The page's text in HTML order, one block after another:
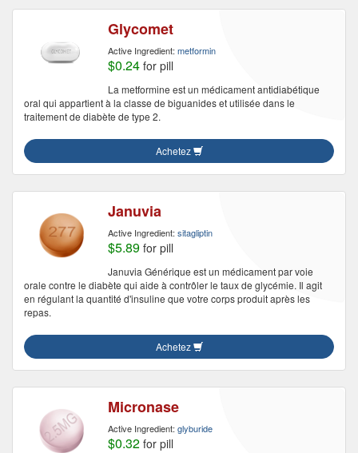
Glycomet
Active Ingredient: metformin
$0.24 for pill
La metformine est un médicament antidiabétique
oral qui appartient à la classe de biguanides et utilisée dans le
traitement de diabète de type 2.
Achetez
Januvia
Active Ingredient: sitagliptin
$5.89 for pill
Januvia Générique est un médicament par voie
orale contre le diabète qui aide à contrôler le taux de glycémie. Il agit
en régulant la quantité d'insuline que votre corps produit après les
repas.
Achetez
Micronase
Active Ingredient: glyburide
$0.32 for pill